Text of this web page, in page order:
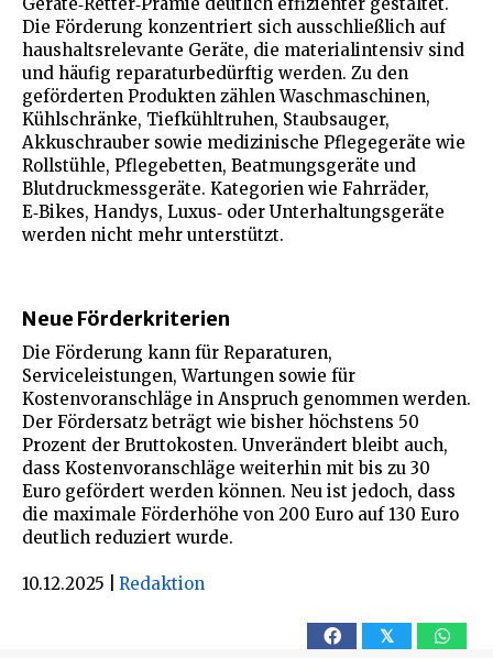
Die Förderung konzentriert sich ausschließlich auf
haushaltsrelevante Geräte, die materialintensiv sind
und häufig reparaturbedürftig werden. Zu den
geförderten Produkten zählen Waschmaschinen,
Kühlschränke, Tiefkühltruhen, Staubsauger,
Akkuschrauber sowie medizinische Pflegegeräte wie
Rollstühle, Pflegebetten, Beatmungsgeräte und
Blutdruckmessgeräte. Kategorien wie Fahrräder,
E‑Bikes, Handys, Luxus‑ oder Unterhaltungsgeräte
werden nicht mehr unterstützt.
Neue Förderkriterien
Die Förderung kann für Reparaturen,
Serviceleistungen, Wartungen sowie für
Kostenvoranschläge in Anspruch genommen werden.
Der Fördersatz beträgt wie bisher höchstens 50
Prozent der Bruttokosten. Unverändert bleibt auch,
dass Kostenvoranschläge weiterhin mit bis zu 30
Euro gefördert werden können. Neu ist jedoch, dass
die maximale Förderhöhe von 200 Euro auf 130 Euro
deutlich reduziert wurde.
10.12.2025 Redaktion
𝕏